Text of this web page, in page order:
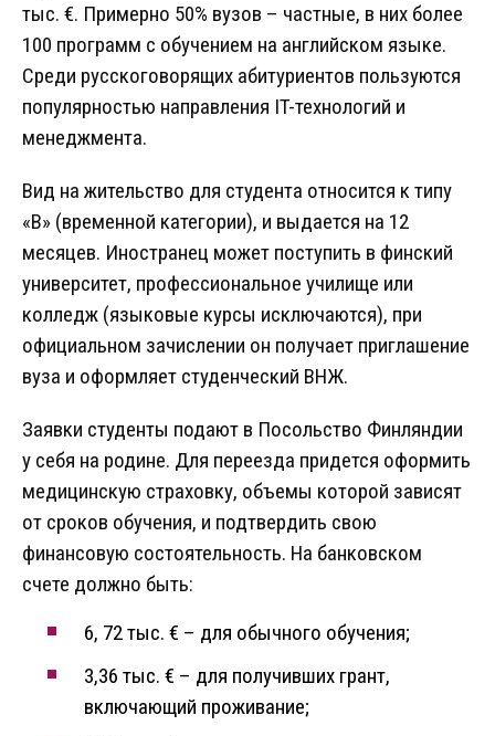
тыс. €. Примерно 50% вузов – частные, в них более
100 программ с обучением на английском языке.
Среди русскоговорящих абитуриентов пользуются
популярностью направления IT-технологий и
менеджмента.
Вид на жительство для студента относится к типу
«B» (временной категории), и выдается на 12
месяцев. Иностранец может поступить в финский
университет, профессиональное училище или
колледж (языковые курсы исключаются), при
официальном зачислении он получает приглашение
вуза и оформляет студенческий ВНЖ.
Заявки студенты подают в Посольство Финляндии
у себя на родине. Для переезда придется оформить
медицинскую страховку, объемы которой зависят
от сроков обучения, и подтвердить свою
финансовую состоятельность. На банковском
счете должно быть:
6, 72 тыс. € – для обычного обучения;
3,36 тыс. € – для получивших грант,
включающий проживание;